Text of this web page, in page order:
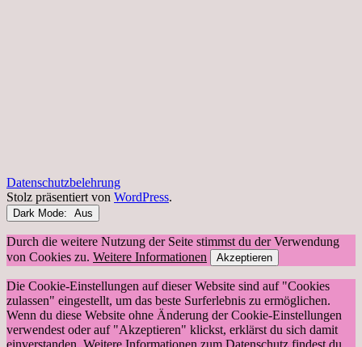
Datenschutzbelehrung
Stolz präsentiert von WordPress.
Dark Mode:
Durch die weitere Nutzung der Seite stimmst du der Verwendung
von Cookies zu. Weitere Informationen Akzeptieren
Die Cookie-Einstellungen auf dieser Website sind auf "Cookies
zulassen" eingestellt, um das beste Surferlebnis zu ermöglichen.
Wenn du diese Website ohne Änderung der Cookie-Einstellungen
verwendest oder auf "Akzeptieren" klickst, erklärst du sich damit
einverstanden. Weitere Informationen zum Datenschutz findest du